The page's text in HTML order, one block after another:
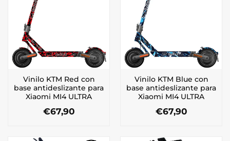
Vinilo KTM Red con
base antideslizante para
Xiaomi MI4 ULTRA
€67,90
Vinilo KTM Blue con
base antideslizante para
Xiaomi MI4 ULTRA
€67,90